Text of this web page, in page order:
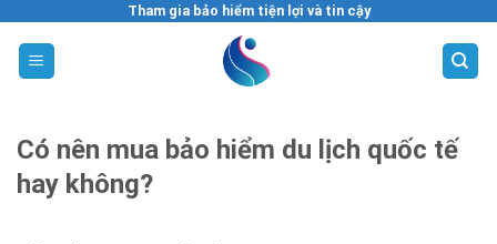
content
Tham gia bảo hiểm tiện lợi và tin cậy
Có nên mua bảo hiểm du lịch quốc tế
hay không?